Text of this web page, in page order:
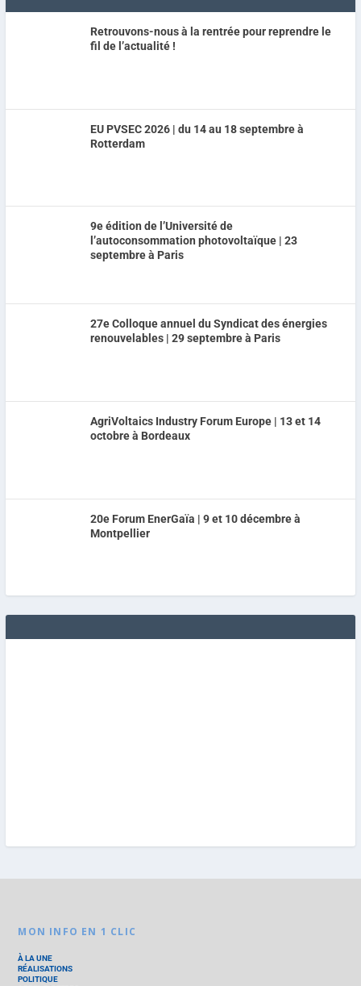
Retrouvons-nous à la rentrée pour reprendre le
fil de l’actualité !
EU PVSEC 2026 | du 14 au 18 septembre à
Rotterdam
9e édition de l’Université de
l’autoconsommation photovoltaïque | 23
septembre à Paris
27e Colloque annuel du Syndicat des énergies
renouvelables | 29 septembre à Paris
AgriVoltaics Industry Forum Europe | 13 et 14
octobre à Bordeaux
20e Forum EnerGaïa | 9 et 10 décembre à
Montpellier
MON INFO EN 1 CLIC
À LA UNE
RÉALISATIONS
POLITIQUE